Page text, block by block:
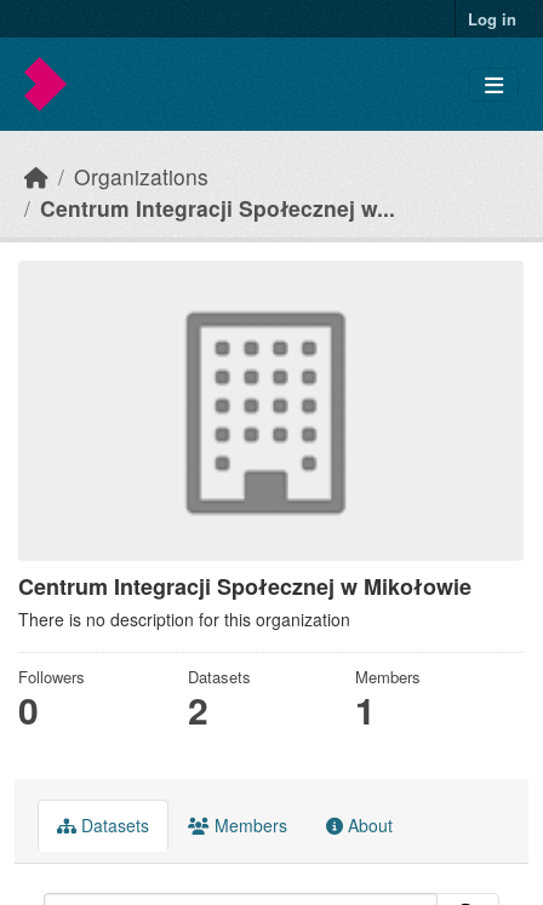
Log in
Organizations
Centrum Integracji Społecznej w...
Centrum Integracji Społecznej w Mikołowie
There is no description for this organization
Followers
0
Datasets
2
Members
1
Datasets Members About